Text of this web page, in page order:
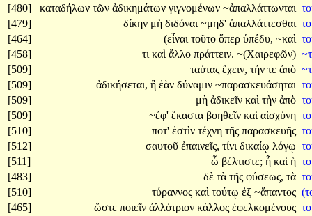
[480] καταδήλων τῶν ἀδικημάτων γιγνομένων ~ἀπαλλάττωνται
[479]
δίκην μὴ διδόναι ~μηδ' ἀπαλλάττεσθαι
[464]
(εἶναι τοῦτο ὅπερ ὑπέδυ, ~καὶ
[458]
τι καὶ ἄλλο πράττειν. ~(Χαιρεφῶν)
[509]
ταύτας ἔχειν, τήν τε ἀπὸ
[509]
ἀδικήσεται, ἢ ἐὰν δύναμιν ~παρασκευάσηται
[509]
μὴ ἀδικεῖν καὶ τὴν ἀπὸ
[509]
~ἐφ' ἕκαστα βοηθεῖν καὶ αἰσχύνη
[510]
ποτ' ἐστὶν τέχνη τῆς παρασκευῆς
[512]
σαυτοῦ ἐπαινεῖς, τίνι δικαίῳ λόγῳ
[511]
ὦ βέλτιστε; ἦ καὶ ἡ
[483]
δὲ τὰ τῆς φύσεως, τὰ
[510]
τύραννος καὶ τούτῳ ἐξ ~ἅπαντος
[465]
ὥστε ποιεῖν ἀλλότριον κάλλος ἐφελκομένους